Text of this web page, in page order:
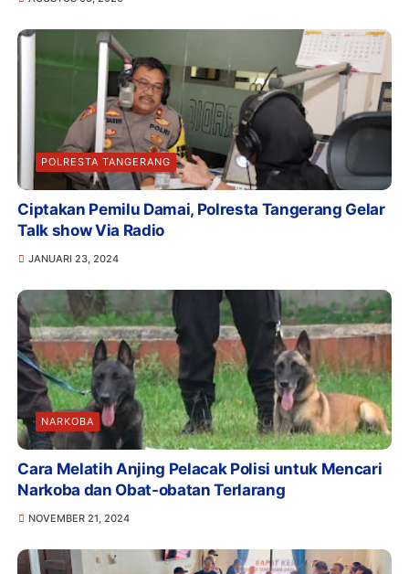
POLRESTA TANGERANG
Ciptakan Pemilu Damai, Polresta Tangerang Gelar
Talk show Via Radio
JANUARI 23, 2024
NARKOBA
Cara Melatih Anjing Pelacak Polisi untuk Mencari
Narkoba dan Obat-obatan Terlarang
NOVEMBER 21, 2024